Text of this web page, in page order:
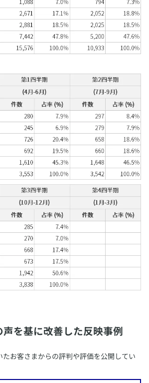
を基に改善した反映事例
たお客さまからの評判や評価を公開してい